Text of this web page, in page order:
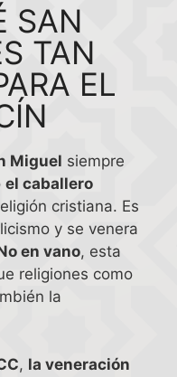
SAN
TAN
EL
Miguel siempre
el caballero
cristiana. Es
y se venera
en vano, esta
religiones como
la
, la veneración